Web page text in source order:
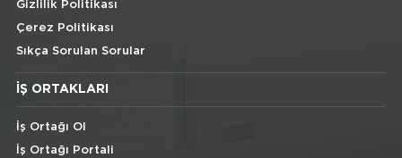
Gizlilik Politikası
Çerez Politikası
Sıkça Sorulan Sorular
İŞ ORTAKLARI
İş Ortağı Ol
İş Ortağı Portali